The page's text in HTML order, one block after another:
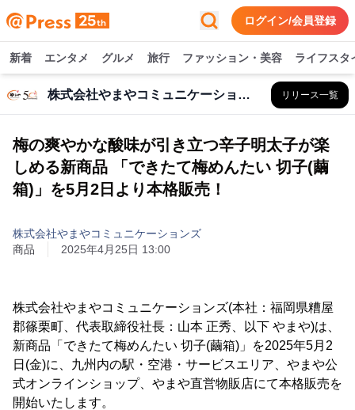
ログイン/会員登録
新着 エンタメ グルメ 旅行 ファッション・美容 ライフスタ
株式会社やまやコミュニケーションズ リリース一覧
梅の爽やかな酸味が引き立つ辛子明太子が楽
しめる新商品 「できたて梅めんたい 切子(繭
箱)」を5月2日より本格販売！
株式会社やまやコミュニケーションズ
商品
2025年4月25日 13:00
株式会社やまやコミュニケーションズ(本社：福岡県糟屋
郡篠栗町、代表取締役社長：山本 正秀、以下 やまや)は、
新商品「できたて梅めんたい 切子(繭箱)」を2025年5月2
日(金)に、九州内の駅・空港・サービスエリア、やまや公
式オンラインショップ、やまや直営物販店にて本格販売を
開始いたします。